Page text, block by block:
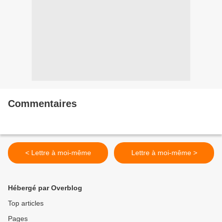
Commentaires
< Lettre à moi-même Lettre à moi-même >
Hébergé par Overblog
Top articles
Pages